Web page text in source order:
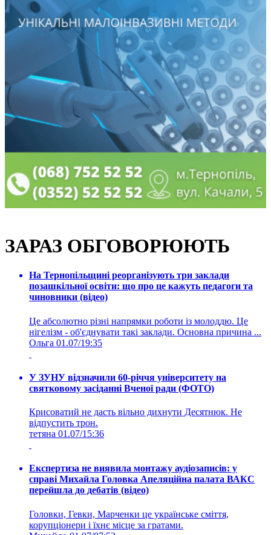
ЗАРАЗ ОБГОВОРЮЮТЬ
На Тернопільщині реорганізують три заклади
позашкільної освіти: що про це кажуть педагоги та
чиновники (відео)
Це абсолютно різні напрямки роботи із молоддю. Це
нігелізм - об'єднувати такі заклади. Основна причина ...
Ольга 01.07/19:35
У ЗУНУ відзначили 60-річчя університету на
святковому засіданні Вченої ради (ФОТО)
Крисоватий не дасть вільно дихнути Десятнюк. Не
відпустить трон.
тетяна 01.07/15:36
Експертиза не виявила монтажу аудіозаписів: у
справі Михайла Головка Апеляційна палата ВАКС
перейшла до дебатів (відео)
Головки, Гевки, Марченки це українське сміття,
корупціонери і їхнє місце за гратами.